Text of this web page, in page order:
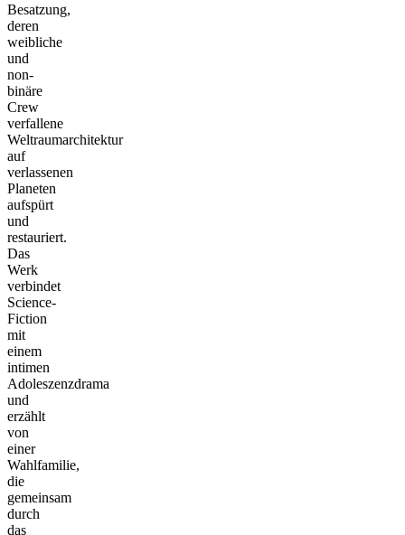
Besatzung,
deren
weibliche
und
non-
binäre
Crew
verfallene
Weltraumarchitektur
auf
verlassenen
Planeten
aufspürt
und
restauriert.
Das
Werk
verbindet
Science-
Fiction
mit
einem
intimen
Adoleszenzdrama
und
erzählt
von
einer
Wahlfamilie,
die
gemeinsam
durch
das